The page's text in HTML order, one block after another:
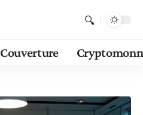
Couverture